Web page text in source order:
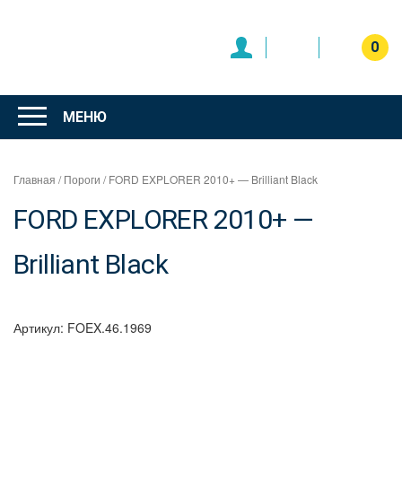
Интернет
магазин
"Can Auto"
0
МЕНЮ
Главная /Пороги / FORD EXPLORER 2010+ — Brilliant Black
FORD EXPLORER 2010+ —
Brilliant Black
Артикул: FOEX.46.1969